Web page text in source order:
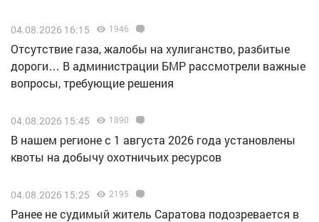
04.08.2026 16:15 1946
Отсутствие газа, жалобы на хулиганство, разбитые
дороги… В администрации БМР рассмотрели важные
вопросы, требующие решения
04.08.2026 15:45 1890
В нашем регионе с 1 августа 2026 года установлены
квоты на добычу охотничьих ресурсов
04.08.2026 15:25 2195
Ранее не судимый житель Саратова подозревается в